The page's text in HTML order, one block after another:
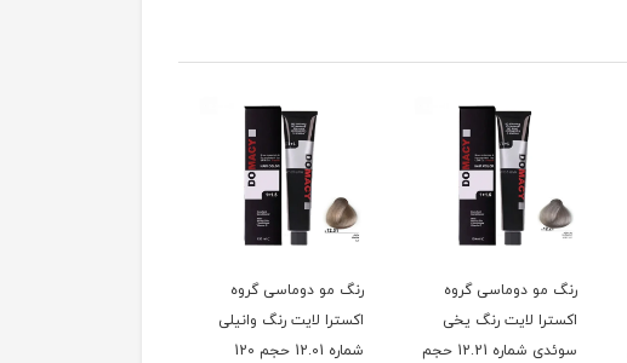
رنگ مو دوماسی گروه
اکسترا لایت رنگ یخی
سوئدی شماره 12.21 حجم
رنگ مو دوماسی گروه
اکسترا لایت رنگ وانیلی
شماره 12.01 حجم 120